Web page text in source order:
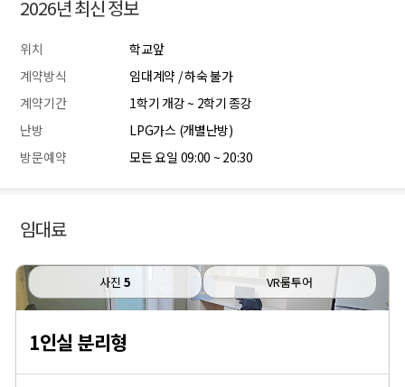
2026년 최신 정보
위치
학교앞
계약방식
임대계약 / 하숙 불가
계약기간
1학기 개강 ~ 2학기 종강
난방
LPG가스 (개별난방)
방문예약
모든 요일 09:00 ~ 20:30
임대료
사진 5 VR룸투어
1인실 분리형